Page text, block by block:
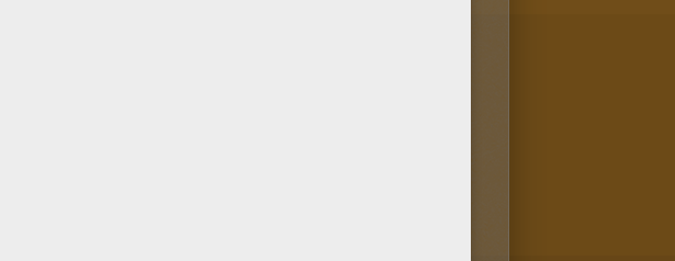
vite sur la rubrique coloriage Barbie où tu en
Secret des Fées contient d'autres coloriages
n'hésite pas à regarder et imprimer ceux qui te